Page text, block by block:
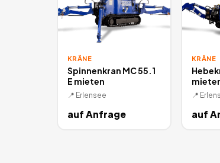
KRÄNE
Spinnenkran MC 55.1
E mieten
📍 Erlensee
auf Anfrage
KRÄNE
📍
auf